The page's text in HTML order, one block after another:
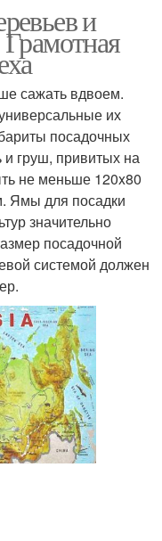
и
сажать вдвоем.
их
посадочных
груш, привитых на
не меньше 120x80
Ямы для посадки
значительно
посадочной
системой должен